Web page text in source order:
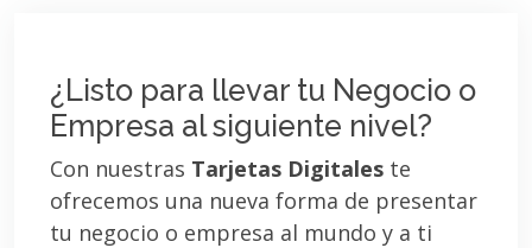
¿Listo para llevar tu Negocio o
Empresa al siguiente nivel?
Con nuestras Tarjetas Digitales te
ofrecemos una nueva forma de presentar
tu negocio o empresa al mundo y a ti